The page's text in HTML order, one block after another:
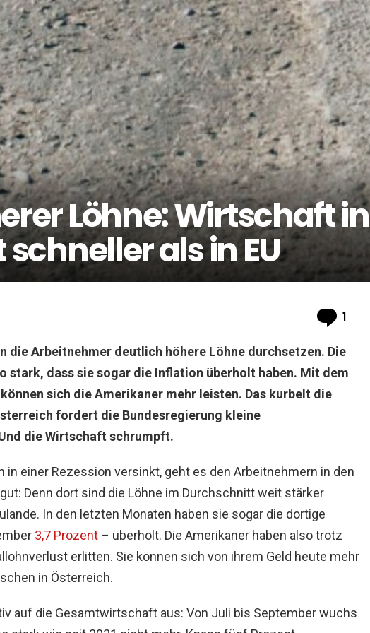
Löhne: Wirtschaft in
als in EU
1
die Arbeitnehmer deutlich höhere Löhne durchsetzen. Die
stark, dass sie sogar die Inflation überholt haben. Mit dem
sich die Amerikaner mehr leisten. Das kurbelt die
fordert die Bundesregierung kleine
die Wirtschaft schrumpft.
in einer Rezession versinkt, geht es den Arbeitnehmern in den
Denn dort sind die Löhne im Durchschnitt weit stärker
In den letzten Monaten haben sie sogar die dortige
3,7 Prozent – überholt. Die Amerikaner haben also trotz
erlitten. Sie können sich von ihrem Geld heute mehr
in Österreich.
auf die Gesamtwirtschaft aus: Von Juli bis September wuchs